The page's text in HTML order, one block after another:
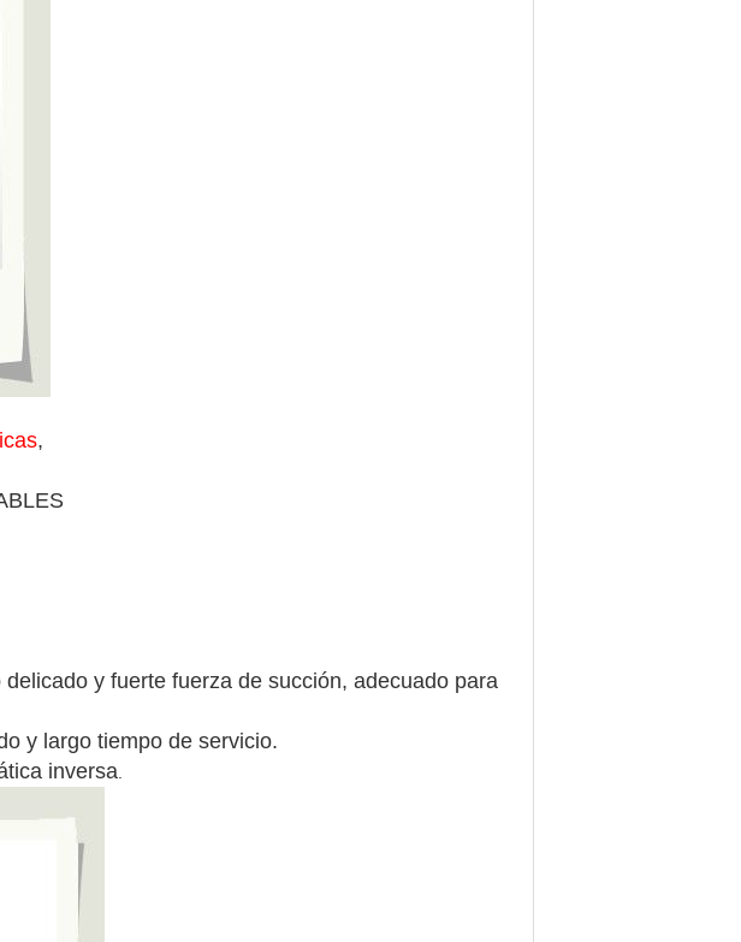
,
y fuerte fuerza de succión, adecuado para
y largo tiempo de servicio.
inversa